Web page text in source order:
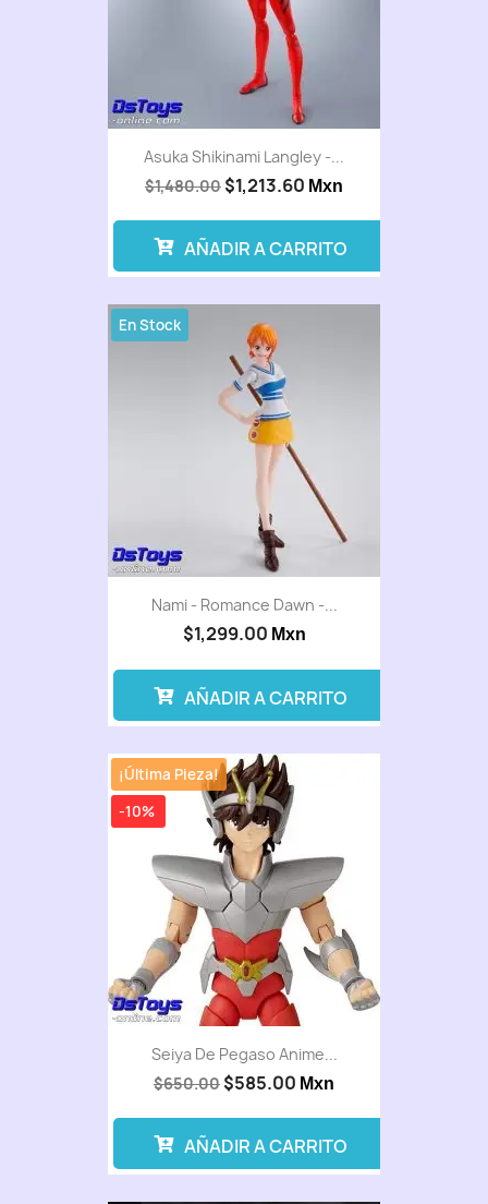
Asuka Shikinami Langley -...
$1,480.00 $1,213.60 Mxn
AÑADIR A CARRITO
Nami - Romance Dawn -...
$1,299.00 Mxn
En Stock
AÑADIR A CARRITO
Seiya De Pegaso Anime...
$650.00 $585.00 Mxn
-10%
¡Última Pieza!
AÑADIR A CARRITO